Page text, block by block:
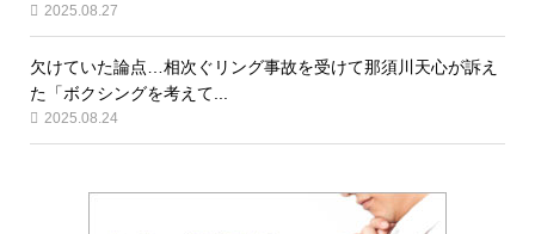
2025.08.27
欠けていた論点…相次ぐリング事故を受けて那須川天心が訴え
た「ボクシングを考えて...
2025.08.24